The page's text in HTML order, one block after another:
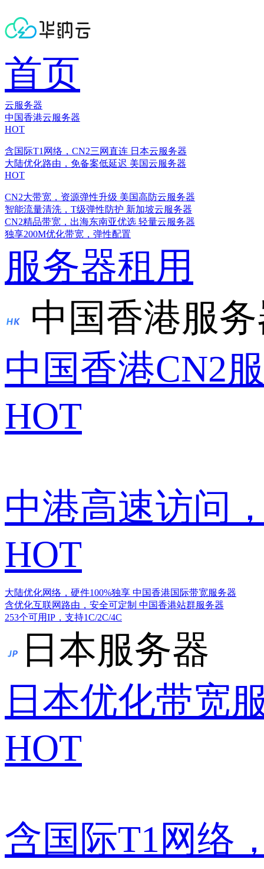
首页
云服务器
中国香港云服务器
HOT
含国际T1网络，CN2三网直连 日本云服务器
大陆优化路由，免备案低延迟 美国云服务器
HOT
CN2大带宽，资源弹性升级 美国高防云服务器
智能流量清洗，T级弹性防护 新加坡云服务器
CN2精品带宽，出海东南亚优选 轻量云服务器
独享200M优化带宽，弹性配置
服务器租用
中国香港服
中国香港CN2
HOT
中港高速访问
HOT
大陆优化网络，硬件100%独享 中国香港国际带宽服务器
含优化互联网路由，安全可定制 中国香港站群服务器
253个可用IP，支持1C/2C/4C
日本服务器
日本优化带宽
HOT
含国际T1网络